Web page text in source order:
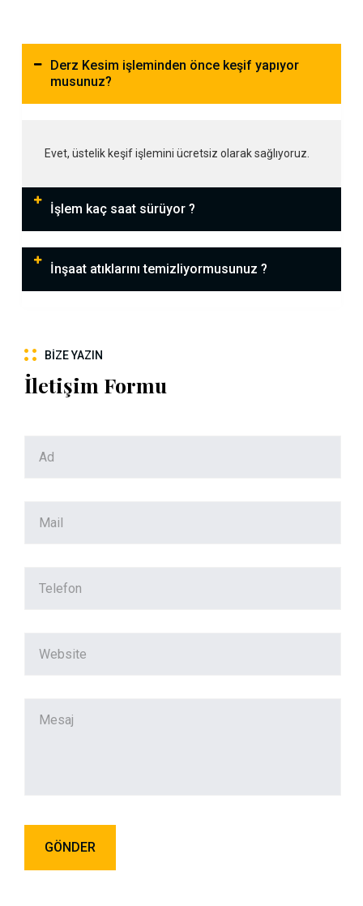
Derz Kesim işleminden önce keşif yapıyor
musunuz?
Evet, üstelik keşif işlemini ücretsiz olarak sağlıyoruz.
İşlem kaç saat sürüyor ?
İnşaat atıklarını temizliyormusunuz ?
BIZE YAZIN
İletişim Formu